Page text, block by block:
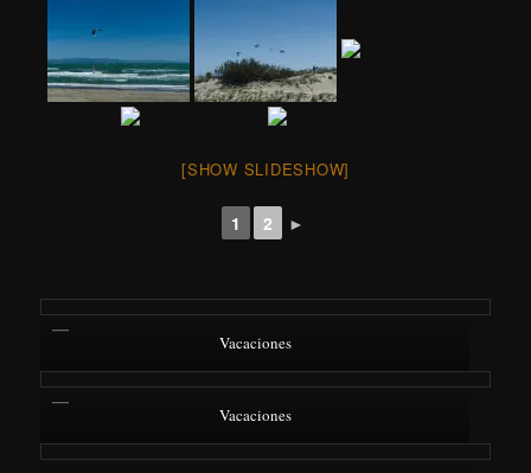
[SHOW SLIDESHOW]
1 2 ►
Vacaciones
Vacaciones